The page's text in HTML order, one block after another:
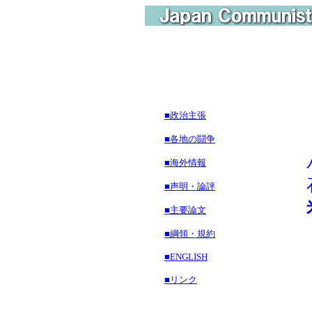
■政治主張
■各地の闘争
■海外情報
■声明・論評
■主要論文
■綱領・規約
■ENGLISH
■リンク